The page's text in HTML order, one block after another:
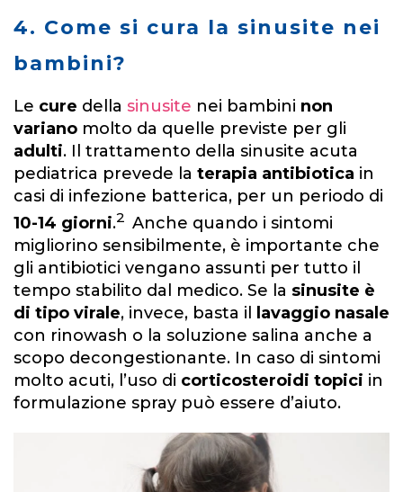
4. Come si cura la sinusite nei
bambini?
Le cure della sinusite nei bambini non
variano molto da quelle previste per gli
adulti. Il trattamento della sinusite acuta
pediatrica prevede la terapia antibiotica in
casi di infezione batterica, per un periodo di
10-14 giorni.2 Anche quando i sintomi
migliorino sensibilmente, è importante che
gli antibiotici vengano assunti per tutto il
tempo stabilito dal medico. Se la sinusite è
di tipo virale, invece, basta il lavaggio nasale
con rinowash o la soluzione salina anche a
scopo decongestionante. In caso di sintomi
molto acuti, l’uso di corticosteroidi topici in
formulazione spray può essere d’aiuto.